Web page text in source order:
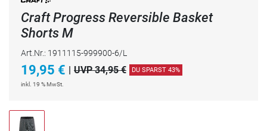
Craft Progress Reversible Basket
Shorts M
Art.Nr.: 1911115-999900-6/L
19,95 € | UVP 34,95 € DU SPARST 43%
inkl. 19 % MwSt.